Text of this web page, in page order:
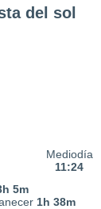
del sol
Mediodía
11:24
5m
1h 38m